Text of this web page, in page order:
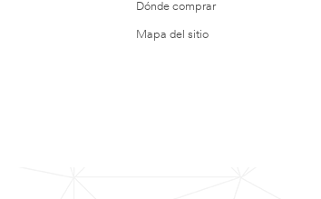
Dónde comprar
Mapa del sitio